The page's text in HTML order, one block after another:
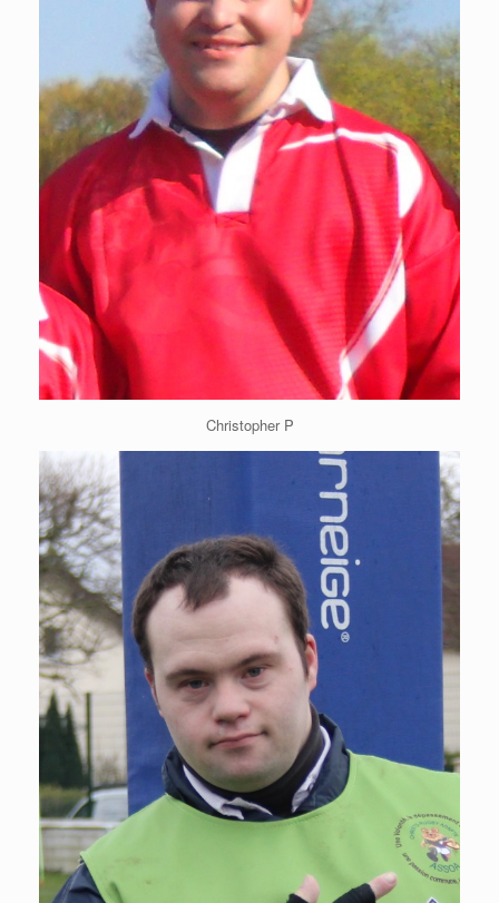
Christopher P